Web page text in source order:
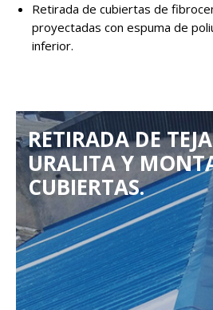
Retirada de cubiertas de
proyectadas con espuma de
inferior.
RETIRADA DE
URALITA Y
CUBIERTAS.